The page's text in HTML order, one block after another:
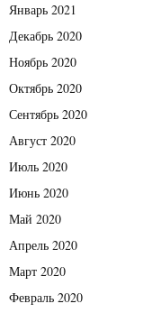
Январь 2021
Декабрь 2020
Ноябрь 2020
Октябрь 2020
Сентябрь 2020
Август 2020
Июль 2020
Июнь 2020
Май 2020
Апрель 2020
Март 2020
Февраль 2020